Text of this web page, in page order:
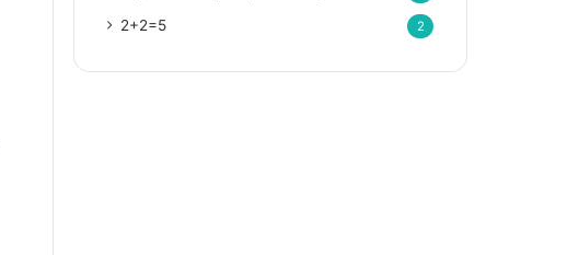
2+2=5 2